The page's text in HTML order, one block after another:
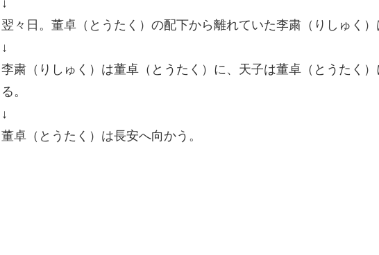
翌々日。董卓（とうたく）の配下から離れていた李粛（りしゅく）
↓
李粛（りしゅく）は董卓（とうたく）に、天子は董卓（とうたく
る。
↓
董卓（とうたく）は長安へ向かう。